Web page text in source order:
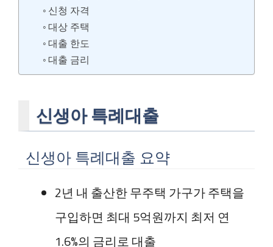
신청 자격
대상 주택
대출 한도
대출 금리
신생아 특례대출
신생아 특례대출 요약
2년 내 출산한 무주택 가구가 주택을
구입하면 최대 5억원까지 최저 연
1.6%의 금리로 대출